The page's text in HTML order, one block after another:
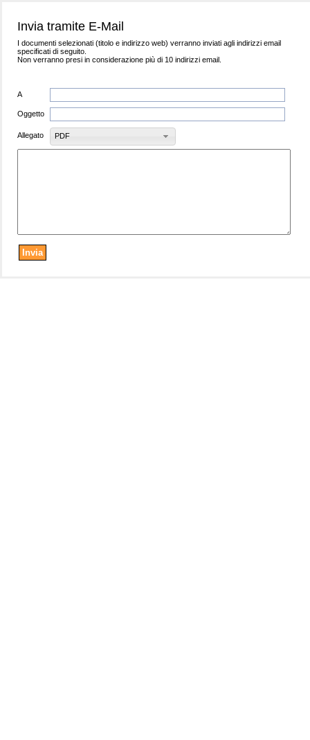
Invia tramite E-Mail
I documenti selezionati (titolo e indirizzo web) verranno inviati agli indirizzi email
specificati di seguito.
Non verranno presi in considerazione più di 10 indirizzi email.
A
Oggetto
Allegato PDF